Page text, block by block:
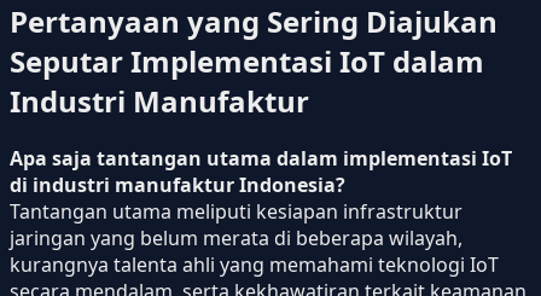
Pertanyaan yang Sering Diajukan
Seputar Implementasi IoT dalam
Industri Manufaktur
Apa saja tantangan utama dalam implementasi IoT
di industri manufaktur Indonesia?
Tantangan utama meliputi kesiapan infrastruktur
jaringan yang belum merata di beberapa wilayah,
kurangnya talenta ahli yang memahami teknologi IoT